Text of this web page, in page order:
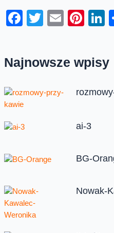
Facebook
Twitter
Email
Najnowsze wpisy
ai-3
BG-
Nowak-